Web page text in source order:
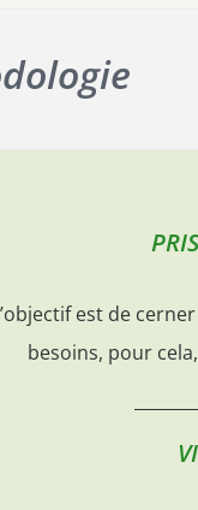
est de
besoins, pour